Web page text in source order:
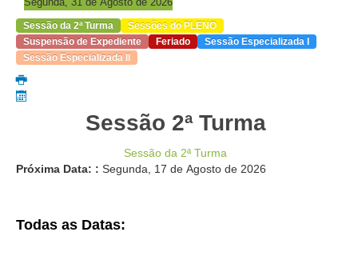
Servidores
Comitê de Segurança Permanente
Comitê de Combate ao Trabalho Infantil e de Estímulo à
no âmbito do TRT-11
Moral, do Assédio Sexual e da Discriminação
no Âmbito do TRT11
Sessão da 2ª Turma
Sessões do PLENO
Suspensão de Expediente
Feriado
Sessão Especializada I
Sessão Especializada II
Sessão 2ª Turma
Sessão da 2ª Turma
Próxima Data: : Segunda, 17 de Agosto de 2026
Todas as Datas: